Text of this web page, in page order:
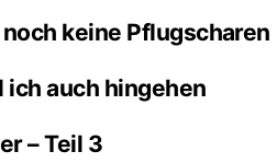
keine Pflugscharen
ich auch hingehen
– Teil 3